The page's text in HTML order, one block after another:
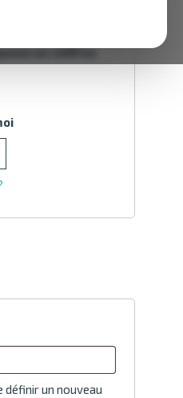
en chiffres
définir un nouveau